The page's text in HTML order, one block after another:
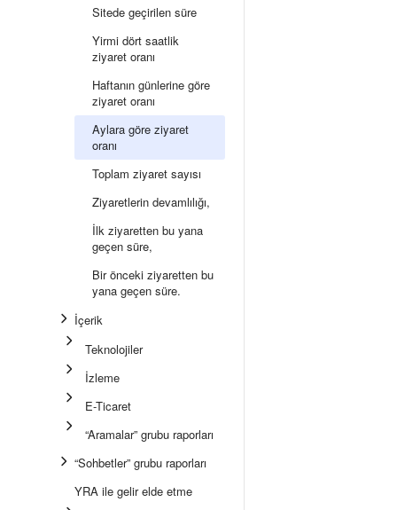
Sitede geçirilen süre
Yirmi dört saatlik
ziyaret oranı
Haftanın günlerine göre
ziyaret oranı
Aylara göre ziyaret
oranı
Toplam ziyaret sayısı
Ziyaretlerin devamlılığı,
İlk ziyaretten bu yana
geçen süre,
Bir önceki ziyaretten bu
yana geçen süre.
İçerik
Teknolojiler
İzleme
E-Ticaret
“Aramalar” grubu raporları
“Sohbetler” grubu raporları
YRA ile gelir elde etme